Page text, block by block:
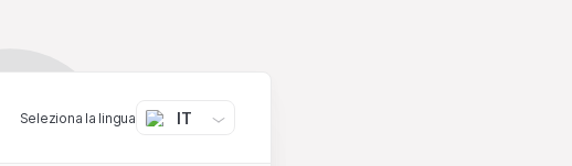
Seleziona la lingua IT